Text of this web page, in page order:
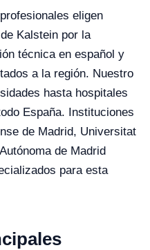
eligen
Kalstein por la
técnica en español y
a la región. Nuestro
hasta hospitales
España. Instituciones
de Madrid, Universitat
de Madrid
para esta